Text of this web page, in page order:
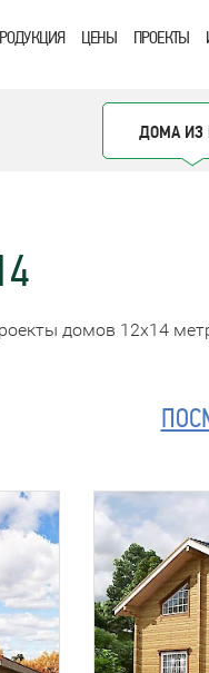
ЦЕНЫ ПРОЕКТЫ
ДОМА ИЗ
домов 12x14